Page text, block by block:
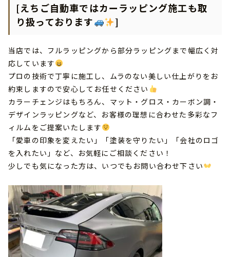
[えちご自動車ではカーラッピング施工も取
り扱っております
]
当店では、フルラッピングから部分ラッピングまで幅広く対
応しています
プロの技術で丁寧に施工し、ムラのない美しい仕上がりをお
約束しますので安心してお任せください
カラーチェンジはもちろん、マット・グロス・カーボン調・
デザインラッピングなど、お客様の理想に合わせた多彩なフ
ィルムをご提案いたします
「愛車の印象を変えたい」「塗装を守りたい」「会社のロゴ
を入れたい」など、お気軽にご相談ください！
少しでも気になった方は、いつでもお問い合わせ下さい